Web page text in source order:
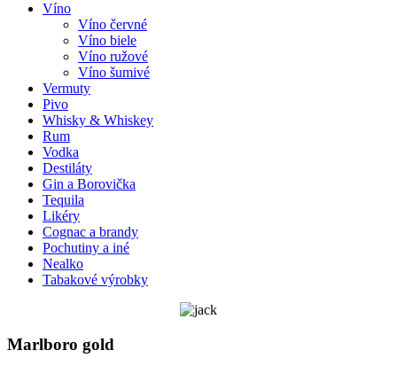
Víno
Víno červné
Víno biele
Víno ružové
Víno šumivé
Vermuty
Pivo
Whisky & Whiskey
Rum
Vodka
Destiláty
Gin a Borovička
Tequila
Likéry
Cognac a brandy
Pochutiny a iné
Nealko
Tabakové výrobky
Marlboro gold